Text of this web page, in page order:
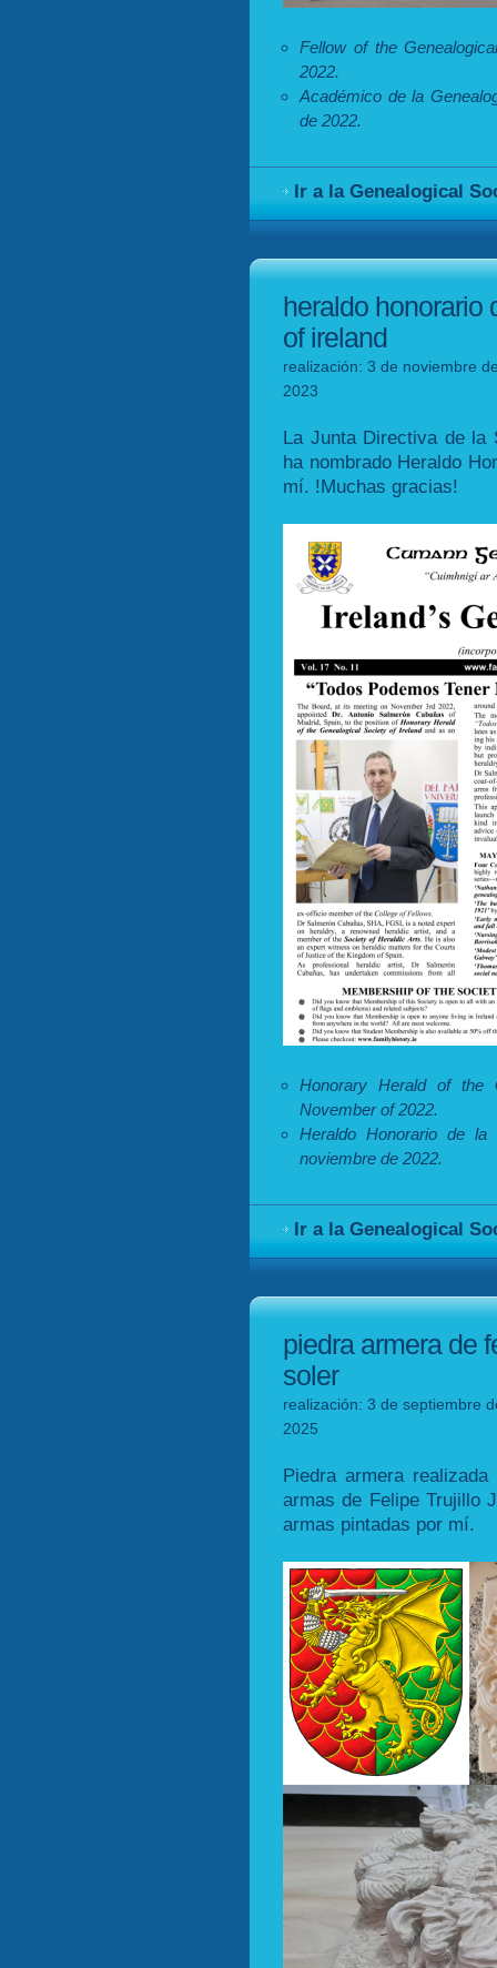
Fellow of the
2022.
Académico de la
de 2022.
Ir a la Genealogical
heraldo honorario
of ireland
realización: 3 de noviembre
2023
La Junta Directiva de la
ha nombrado Heraldo
mí. !Muchas gracias!
Honorary Herald of the
November of 2022.
Heraldo Honorario de la
noviembre de 2022.
Ir a la Genealogical
piedra armera de
soler
realización: 3 de septiembre
2025
Piedra armera
armas de Felipe Trujillo
armas pintadas por mí.